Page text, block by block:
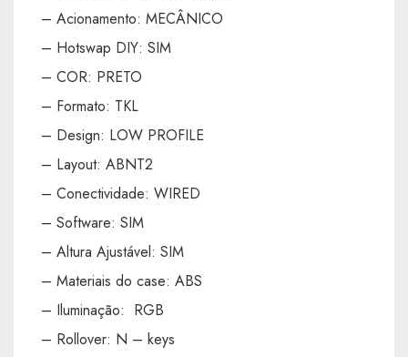
– Acionamento: MECÂNICO
– Hotswap DIY: SIM
– COR: PRETO
– Formato: TKL
– Design: LOW PROFILE
– Layout: ABNT2
– Conectividade: WIRED
– Software: SIM
– Altura Ajustável: SIM
– Materiais do case: ABS
– Iluminação: RGB
– Rollover: N – keys